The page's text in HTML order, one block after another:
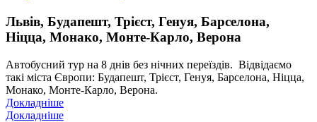
Львів, Будапешт, Трієст, Генуя, Барселона,
Ніцца, Монако, Монте-Карло, Верона
Автобусний тур на 8 днів без нічних переїздів. Відвідаємо
такі міста Європи: Будапешт, Трієст, Генуя, Барселона, Ніцца,
Монако, Монте-Карло, Верона.
Докладніше
Докладніше